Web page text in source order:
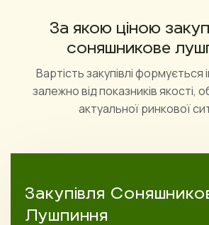
За якою ціною
соняшникове
Вартість закупівлі формується
залежно від показників якості,
актуальної ринкової
Закупівля
Лушпиння